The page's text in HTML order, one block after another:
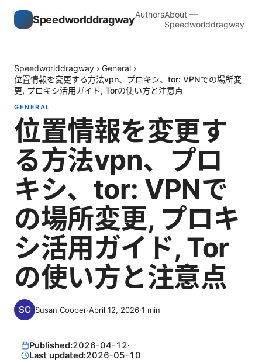
SpeedworlddragwayAuthorsAbout —
Speedworlddragway
Speedworlddragway › General ›
位置情報を変更する方法vpn、プロキシ、tor: VPNでの場所変
更, プロキシ活用ガイド, Torの使い方と注意点
GENERAL
位置情報を変更す
る方法vpn、プロ
キシ、tor: VPNで
の場所変更, プロキ
シ活用ガイド, Tor
の使い方と注意点
Susan Cooper·April 12, 2026·1 min
Published:2026-04-12·
Last updated:2026-05-10